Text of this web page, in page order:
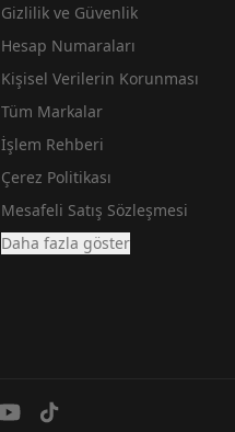
Gizlilik ve Güvenlik
Hesap Numaraları
Kişisel Verilerin Korunması
Tüm Markalar
İşlem Rehberi
Çerez Politikası
Mesafeli Satış Sözleşmesi
Daha fazla göster